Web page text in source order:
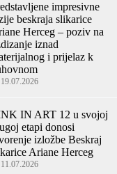
impresivne
beskraja slikarice
Herceg – poziv na
iznad
i prijelaz k
19.07.2026
IN ART 12 u svojoj
etapi donosi
izložbe Beskraj
Ariane Herceg
11.07.2026